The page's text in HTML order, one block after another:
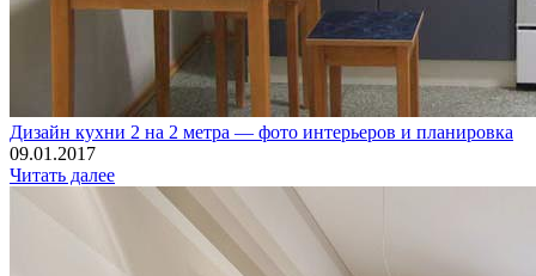
Дизайн кухни 2 на 2 метра — фото интерьеров и планировка
09.01.2017
Читать далее